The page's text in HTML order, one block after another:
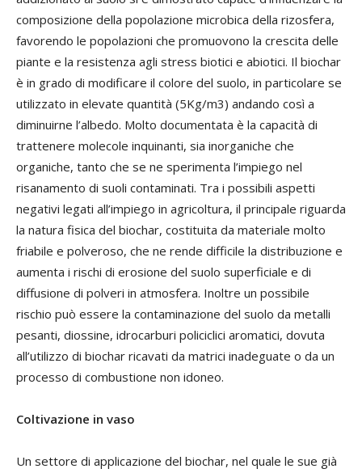
composizione della popolazione microbica della rizosfera,
favorendo le popolazioni che promuovono la crescita delle
piante e la resistenza agli stress biotici e abiotici. Il biochar
è in grado di modificare il colore del suolo, in particolare se
utilizzato in elevate quantità (5Kg/m3) andando così a
diminuirne l’albedo. Molto documentata è la capacità di
trattenere molecole inquinanti, sia inorganiche che
organiche, tanto che se ne sperimenta l’impiego nel
risanamento di suoli contaminati. Tra i possibili aspetti
negativi legati all’impiego in agricoltura, il principale riguarda
la natura fisica del biochar, costituita da materiale molto
friabile e polveroso, che ne rende difficile la distribuzione e
aumenta i rischi di erosione del suolo superficiale e di
diffusione di polveri in atmosfera. Inoltre un possibile
rischio può essere la contaminazione del suolo da metalli
pesanti, diossine, idrocarburi policiclici aromatici, dovuta
all’utilizzo di biochar ricavati da matrici inadeguate o da un
processo di combustione non idoneo.
Coltivazione in vaso
Un settore di applicazione del biochar, nel quale le sue già